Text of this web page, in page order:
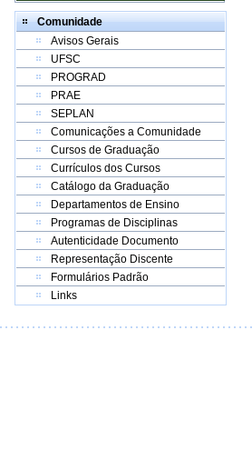
Comunidade
Avisos Gerais
UFSC
PROGRAD
PRAE
SEPLAN
Comunicações a Comunidade
Cursos de Graduação
Currículos dos Cursos
Catálogo da Graduação
Departamentos de Ensino
Programas de Disciplinas
Autenticidade Documento
Representação Discente
Formulários Padrão
Links